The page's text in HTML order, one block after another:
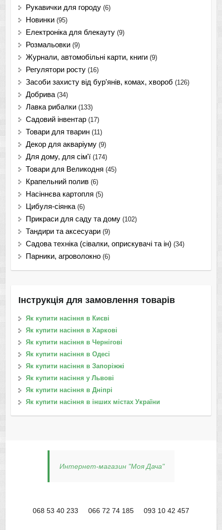
Рукавички для городу (6)
Новинки (95)
Електроніка для блекауту (9)
Розмальовки (9)
Журнали, автомобільні карти, книги (9)
Регулятори росту (16)
Засоби захисту від бур'янів, комах, хвороб (126)
Добрива (34)
Лавка рибалки (133)
Садовий інвентар (17)
Товари для тварин (11)
Декор для акваріуму (9)
Для дому, для сім'ї (174)
Товари для Великодня (45)
Крапельний полив (6)
Насіннєва картопля (5)
Цибуля-сіянка (6)
Прикраси для саду та дому (102)
Тандири та аксесуари (9)
Садова техніка (сівалки, оприскувачі та ін) (34)
Парники, агроволокно (6)
Інструкція для замовлення товарів
Як купити насіння в Києві
Як купити насіння в Харкові
Як купити насіння в Чернігові
Як купити насіння в Одесі
Як купити насіння в Запоріжжі
Як купити насіння у Львові
Як купити насіння в Дніпрі
Як купити насіння в інших містах України
Интернет-магазин "Моя Дача"
068 53 40 233 066 72 74 185 093 10 42 457